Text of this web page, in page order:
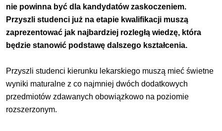
nie powinna być dla kandydatów zaskoczeniem.
Przyszli studenci już na etapie kwalifikacji muszą
zaprezentować jak najbardziej rozległą wiedzę, która
będzie stanowić podstawę dalszego kształcenia.
Przyszli studenci kierunku lekarskiego muszą mieć świetne
wyniki maturalne z co najmniej dwóch dodatkowych
przedmiotów zdawanych obowiązkowo na poziomie
rozszerzonym.